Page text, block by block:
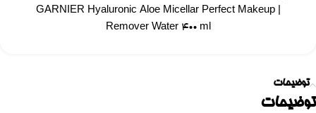
| GARNIER Hyaluronic Aloe Micellar Perfect Makeup
Remover Water 400 ml
توضیحات
توضیحات